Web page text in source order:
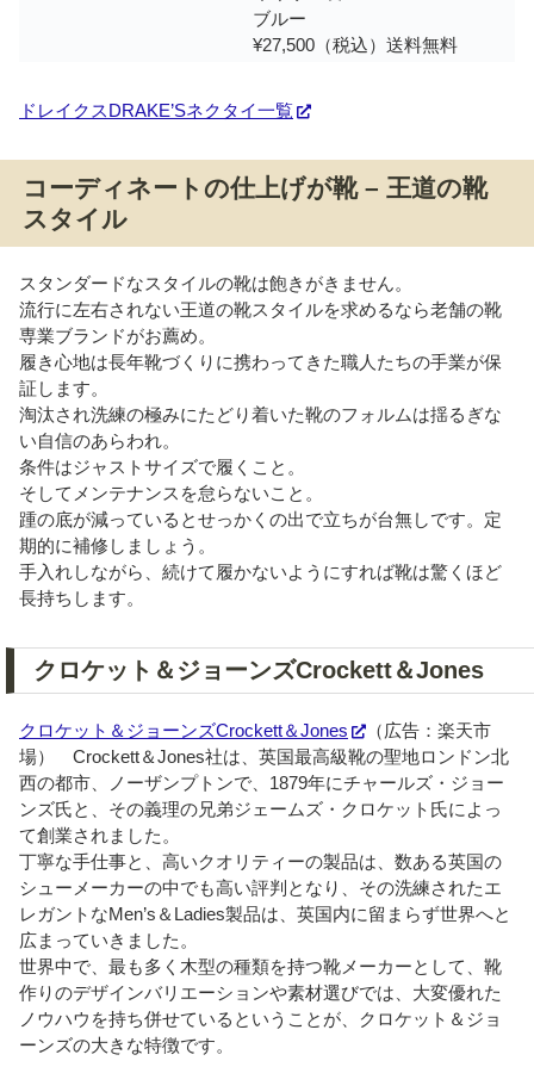
ブルー
¥27,500（税込）送料無料
ドレイクスDRAKE’Sネクタイ一覧
コーディネートの仕上げが靴 – 王道の靴
スタイル
スタンダードなスタイルの靴は飽きがきません。
流行に左右されない王道の靴スタイルを求めるなら老舗の靴
専業ブランドがお薦め。
履き心地は長年靴づくりに携わってきた職人たちの手業が保
証します。
淘汰され洗練の極みにたどり着いた靴のフォルムは揺るぎな
い自信のあらわれ。
条件はジャストサイズで履くこと。
そしてメンテナンスを怠らないこと。
踵の底が減っているとせっかくの出で立ちが台無しです。定
期的に補修しましょう。
手入れしながら、続けて履かないようにすれば靴は驚くほど
長持ちします。
クロケット＆ジョーンズCrockett＆Jones
クロケット＆ジョーンズCrockett＆Jones
（広告：楽天市
場） Crockett＆Jones社は、英国最高級靴の聖地ロンドン北
西の都市、ノーザンプトンで、1879年にチャールズ・ジョー
ンズ氏と、その義理の兄弟ジェームズ・クロケット氏によっ
て創業されました。
丁寧な手仕事と、高いクオリティーの製品は、数ある英国の
シューメーカーの中でも高い評判となり、その洗練されたエ
レガントなMen’s＆Ladies製品は、英国内に留まらず世界へと
広まっていきました。
世界中で、最も多く木型の種類を持つ靴メーカーとして、靴
作りのデザインバリエーションや素材選びでは、大変優れた
ノウハウを持ち併せているということが、クロケット＆ジョ
ーンズの大きな特徴です。